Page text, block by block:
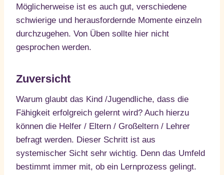
Möglicherweise ist es auch gut, verschiedene
schwierige und herausfordernde Momente einzeln
durchzugehen. Von Üben sollte hier nicht
gesprochen werden.
Zuversicht
Warum glaubt das Kind /Jugendliche, dass die
Fähigkeit erfolgreich gelernt wird? Auch hierzu
können die Helfer / Eltern / Großeltern / Lehrer
befragt werden. Dieser Schritt ist aus
systemischer Sicht sehr wichtig. Denn das Umfeld
bestimmt immer mit, ob ein Lernprozess gelingt.